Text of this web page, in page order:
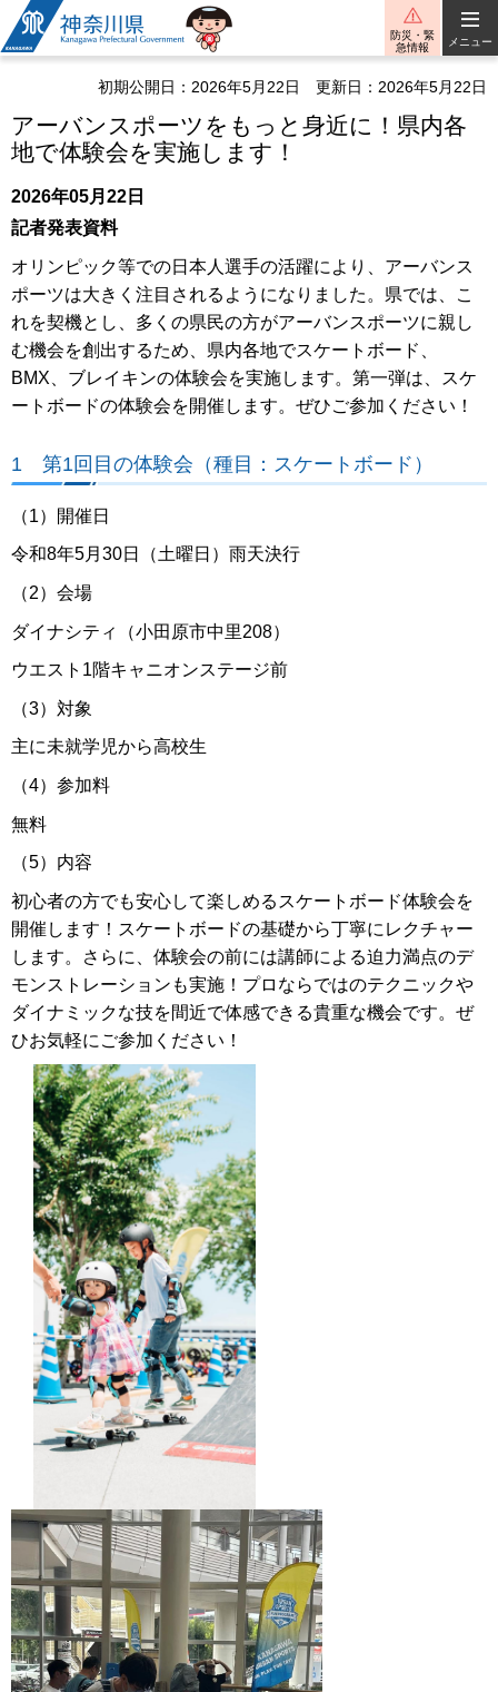
神奈川県
防災・緊
急情報
メニュー
初期公開日：2026年5月22日 更新日：2026年5月22日
アーバンスポーツをもっと身近に！県内各
地で体験会を実施します！
2026年05月22日
記者発表資料
オリンピック等での日本人選手の活躍により、アーバンス
ポーツは大きく注目されるようになりました。県では、こ
れを契機とし、多くの県民の方がアーバンスポーツに親し
む機会を創出するため、県内各地でスケートボード、
BMX、ブレイキンの体験会を実施します。第一弾は、スケ
ートボードの体験会を開催します。ぜひご参加ください！
1 第1回目の体験会（種目：スケートボード）
（1）開催日
令和8年5月30日（土曜日）雨天決行
（2）会場
ダイナシティ（小田原市中里208）
ウエスト1階キャニオンステージ前
（3）対象
主に未就学児から高校生
（4）参加料
無料
（5）内容
初心者の方でも安心して楽しめるスケートボード体験会を
開催します！スケートボードの基礎から丁寧にレクチャー
します。さらに、体験会の前には講師による迫力満点のデ
モンストレーションも実施！プロならではのテクニックや
ダイナミックな技を間近で体感できる貴重な機会です。ぜ
ひお気軽にご参加ください！